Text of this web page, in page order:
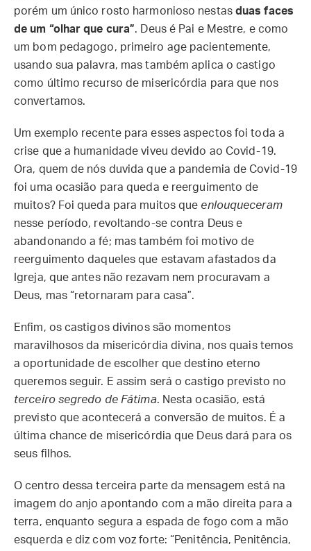
porém um único rosto harmonioso nestas duas faces
de um “olhar que cura”. Deus é Pai e Mestre, e como
um bom pedagogo, primeiro age pacientemente,
usando sua palavra, mas também aplica o castigo
como último recurso de misericórdia para que nos
convertamos.
Um exemplo recente para esses aspectos foi toda a
crise que a humanidade viveu devido ao Covid-19.
Ora, quem de nós duvida que a pandemia de Covid-19
foi uma ocasião para queda e reerguimento de
muitos? Foi queda para muitos que enlouqueceram
nesse período, revoltando-se contra Deus e
abandonando a fé; mas também foi motivo de
reerguimento daqueles que estavam afastados da
Igreja, que antes não rezavam nem procuravam a
Deus, mas “retornaram para casa”.
Enfim, os castigos divinos são momentos
maravilhosos da misericórdia divina, nos quais temos
a oportunidade de escolher que destino eterno
queremos seguir. E assim será o castigo previsto no
terceiro segredo de Fátima. Nesta ocasião, está
previsto que acontecerá a conversão de muitos. É a
última chance de misericórdia que Deus dará para os
seus filhos.
O centro dessa terceira parte da mensagem está na
imagem do anjo apontando com a mão direita para a
terra, enquanto segura a espada de fogo com a mão
esquerda e diz com voz forte: “Penitência, Penitência,